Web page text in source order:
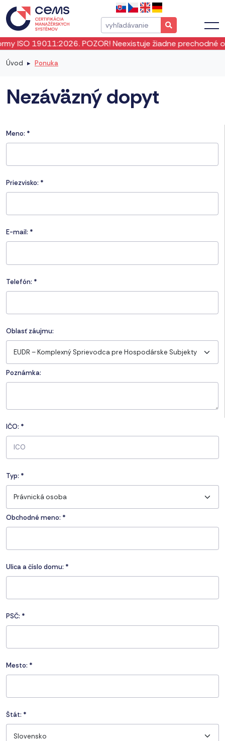
19011:2026. POZOR! Neexistuje žiadne prechodné
Úvod Ponuka
Nezáväzný dopyt
Meno: *
Priezvisko: *
E-mail: *
Telefón: *
Oblasť záujmu:
EUDR – Komplexný Sprievodca pre Hospodárske Subjekty
Poznámka:
IČO: *
Typ: *
Právnická osoba
Obchodné meno: *
Ulica a číslo domu: *
PSČ: *
Mesto: *
Štát: *
Slovensko